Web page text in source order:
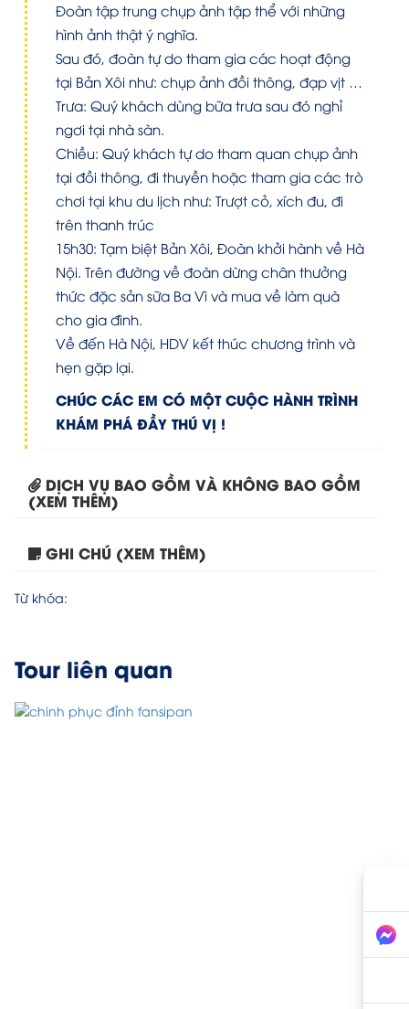
Đoàn tập trung chụp ảnh tập thể với những
hình ảnh thật ý nghĩa.
Sau đó, đoàn tự do tham gia các hoạt động
tại Bản Xôi như: chụp ảnh đồi thông, đạp vịt …
Trưa: Quý khách dùng bữa trưa sau đó nghỉ
ngơi tại nhà sàn.
Chiều: Quý khách tự do tham quan chụp ảnh
tại đồi thông, đi thuyền hoặc tham gia các trò
chơi tại khu du lịch như: Trượt cỏ, xích đu, đi
trên thanh trúc
15h30: Tạm biệt Bản Xôi, Đoàn khởi hành về Hà
Nội. Trên đường về đoàn dừng chân thưởng
thức đặc sản sữa Ba Vì và mua về làm quà
cho gia đình.
Về đến Hà Nội, HDV kết thúc chương trình và
hẹn gặp lại.
CHÚC CÁC EM CÓ MỘT CUỘC HÀNH TRÌNH
KHÁM PHÁ ĐẦY THÚ VỊ !
DỊCH VỤ BAO GỒM VÀ KHÔNG BAO GỒM
(XEM THÊM)
GHI CHÚ (XEM THÊM)
Từ khóa:
Tour liên quan
Tour TPHCM – HN –...